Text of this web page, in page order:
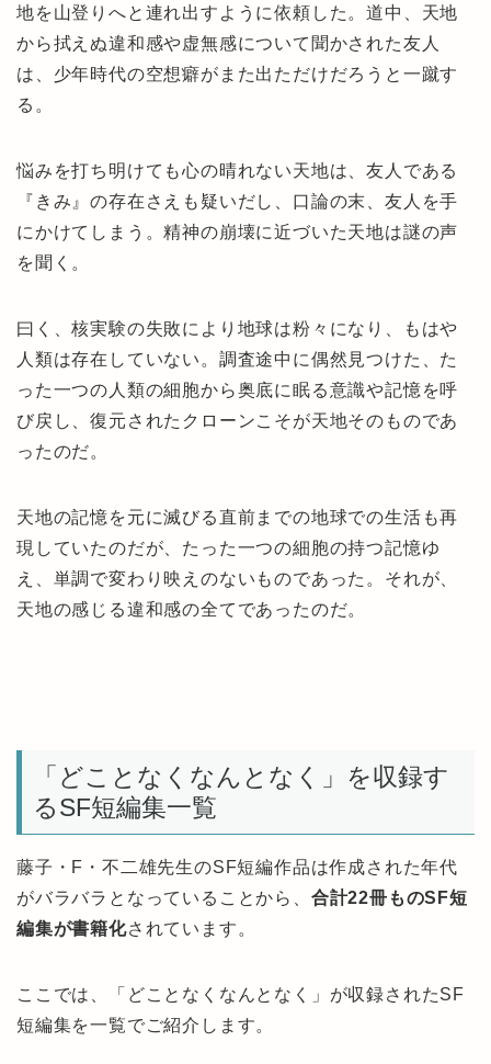
地を山登りへと連れ出すように依頼した。道中、天地
から拭えぬ違和感や虚無感について聞かされた友人
は、少年時代の空想癖がまた出ただけだろうと一蹴す
る。
悩みを打ち明けても心の晴れない天地は、友人である
『きみ』の存在さえも疑いだし、口論の末、友人を手
にかけてしまう。精神の崩壊に近づいた天地は謎の声
を聞く。
曰く、核実験の失敗により地球は粉々になり、もはや
人類は存在していない。調査途中に偶然見つけた、た
った一つの人類の細胞から奥底に眠る意識や記憶を呼
び戻し、復元されたクローンこそが天地そのものであ
ったのだ。
天地の記憶を元に滅びる直前までの地球での生活も再
現していたのだが、たった一つの細胞の持つ記憶ゆ
え、単調で変わり映えのないものであった。それが、
天地の感じる違和感の全てであったのだ。
「どことなくなんとなく」を収録す
るSF短編集一覧
藤子・F・不二雄先生のSF短編作品は作成された年代
がバラバラとなっていることから、 合計22冊ものSF短
編集が書籍化されています。
ここでは、「どことなくなんとなく」が収録されたSF
短編集を一覧でご紹介します。